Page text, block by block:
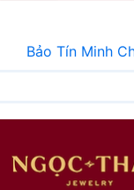
Bảo Tín Minh